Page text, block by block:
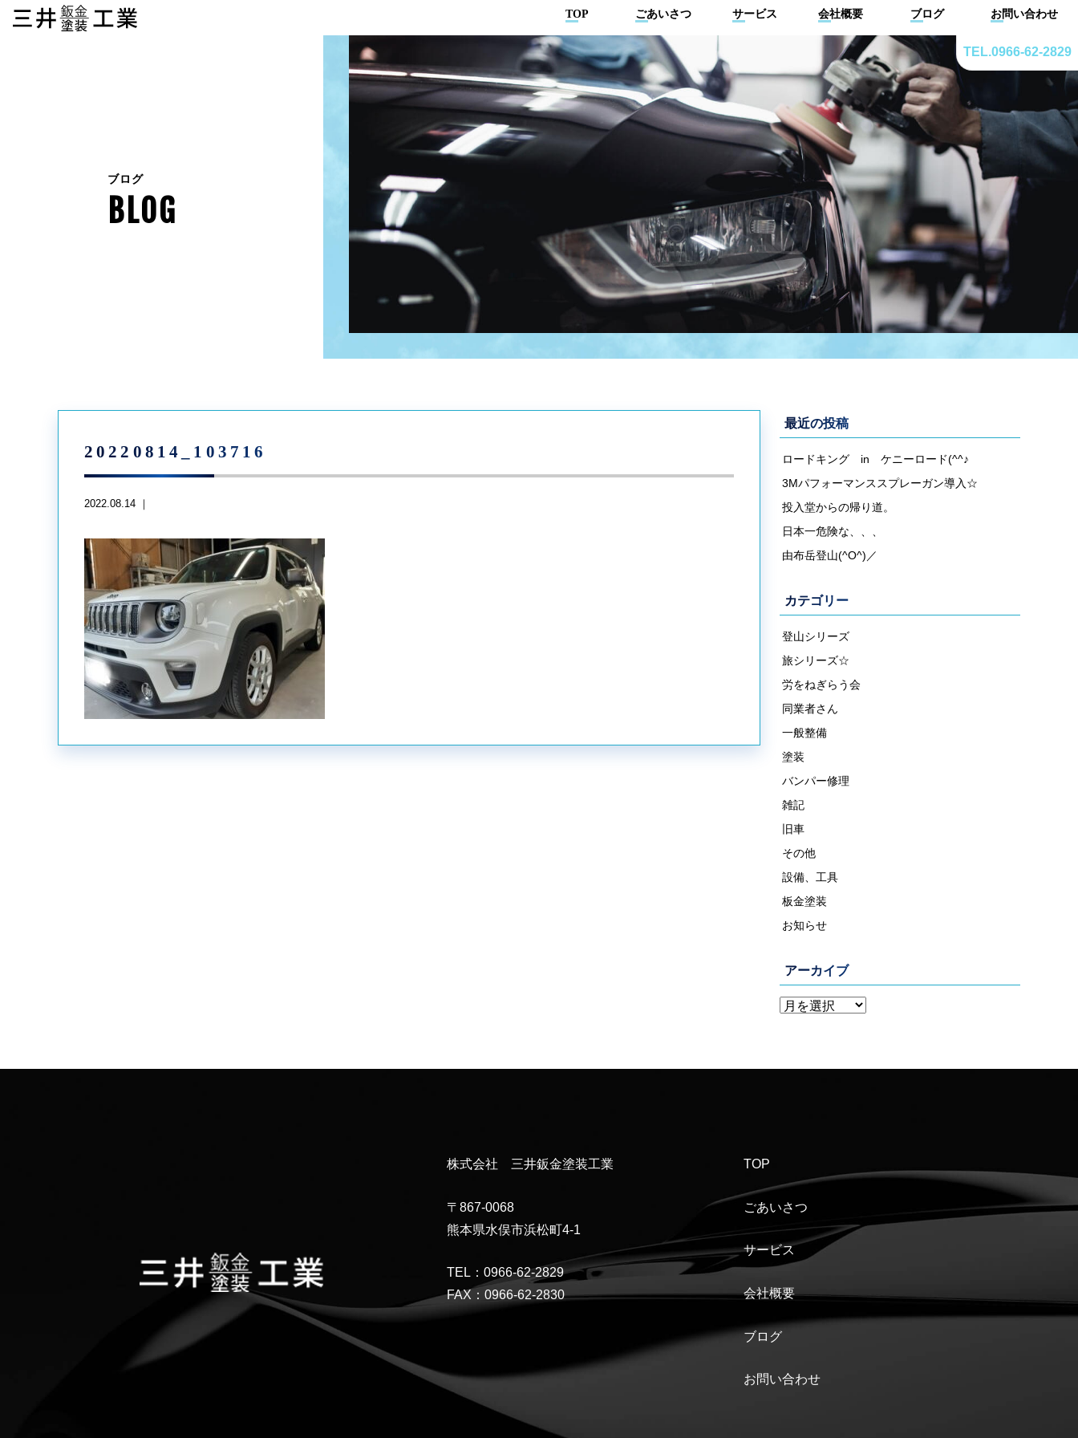
TEL.0966-62-2829
TOP ごあいさつ サービス 会社概要 ブログ お問い合わせ
ブログ
BLOG
20220814_103716
2022.08.14 ｜
最近の投稿
ロードキング in ケニーロード(^^♪
3Mパフォーマンススプレーガン導入☆
投入堂からの帰り道。
日本一危険な、、、
由布岳登山(^O^)／
カテゴリー
登山シリーズ
旅シリーズ☆
労をねぎらう会
同業者さん
一般整備
塗装
バンパー修理
雑記
旧車
その他
設備、工具
板金塗装
お知らせ
アーカイブ
株式会社 三井鈑金塗装工業
〒867-0068
熊本県水俣市浜松町4-1
TEL：0966-62-2829
FAX：0966-62-2830
TOP
ごあいさつ
サービス
会社概要
ブログ
お問い合わせ